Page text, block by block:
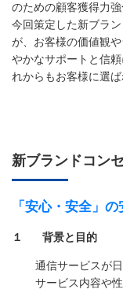
のための顧客獲得力強
今回策定した新ブラ
が、お客様の価値観
やかなサポートと信
れからもお客様に選
新ブランドコン
「安心・安全」
１ 背景と目的
通信サービスが
サービス内容や